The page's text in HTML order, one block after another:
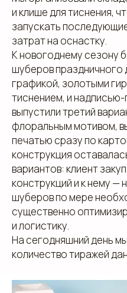
и клише для тиснения,
запускать
затрат на оснастку.
К новогоднему сезону
шуберов праздничного
графикой, золотыми
тиснением, и
выпустили третий
флоральным мотивом,
печатью сразу по
конструкция
вариантов: клиент
конструкций и к нему —
шуберов по мере
существенно
и логистику.
На сегодняшний день
количество тиражей
О компании
Услуги
Направления
Портфолио
Блог
Кейсы
Доставка
Реквизиты
Вакансии
Контакты
Пн.-Пт.: с 9.00 до 18.00
телеграм
дзен
вконтакте
+7 (343)
Адрес офиса: 620075, г.
ул. Малышева 122, корпус "Р"